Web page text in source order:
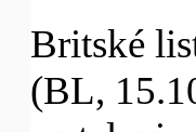
Britské
(BL,